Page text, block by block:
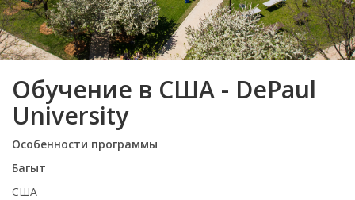
Обучение в США - DePaul
University
Особенности программы
Багыт
США